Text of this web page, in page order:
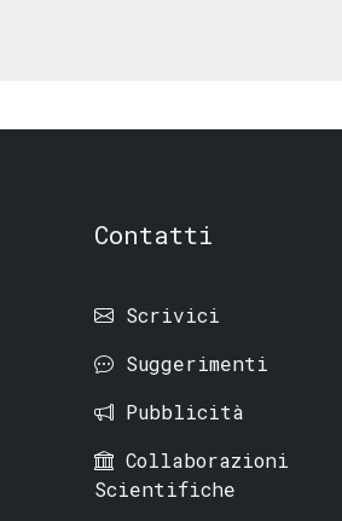
Contatti
Scrivici
Suggerimenti
Pubblicità
Collaborazioni
Scientifiche